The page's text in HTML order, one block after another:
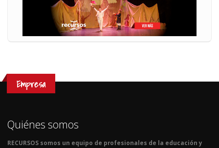
Empresa
Quiénes somos
RECURSOS somos un equipo de profesionales de la educación y